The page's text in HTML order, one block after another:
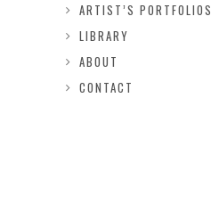
ARTIST’S PORTFOLIOS
LIBRARY
ABOUT
CONTACT